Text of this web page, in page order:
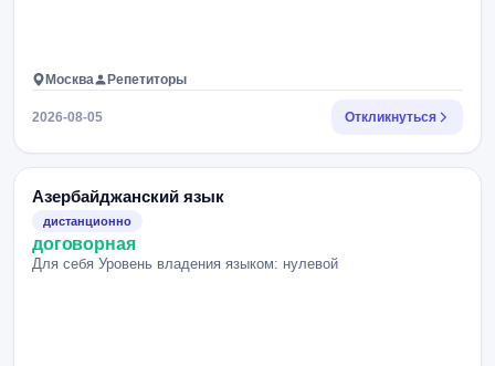
Москва Репетиторы
2026-08-05 Откликнуться
Азербайджанский язык
дистанционно
договорная
Для себя Уровень владения языком: нулевой